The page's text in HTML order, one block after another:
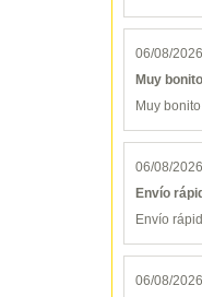
06/08/2026
Muy
Muy
06/08/2026
Envío
Envío
06/08/2026